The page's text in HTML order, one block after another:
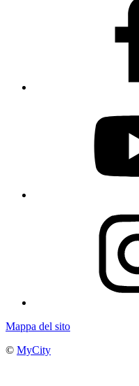
Mappa del sito
© MyCity